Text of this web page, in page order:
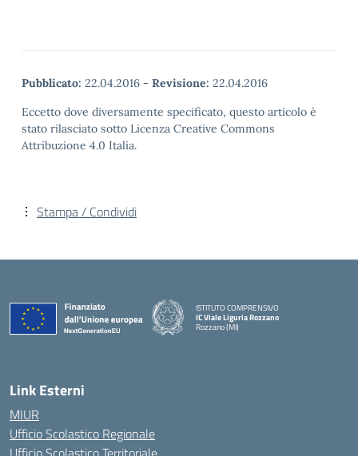
Pubblicato: 22.04.2016 - Revisione: 22.04.2016
Eccetto dove diversamente specificato, questo articolo è
stato rilasciato sotto Licenza Creative Commons
Attribuzione 4.0 Italia.
Stampa / Condividi
ISTITUTO COMPRENSIVO
IC Viale Liguria Rozzano
Rozzano (MI)
Link Esterni
MIUR
Ufficio Scolastico Regionale